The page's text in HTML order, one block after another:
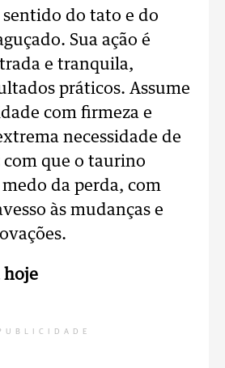
sentido do tato e do
Sua ação é
e tranquila,
práticos. Assume
com firmeza e
necessidade de
com que o taurino
da perda, com
às mudanças e
hoje